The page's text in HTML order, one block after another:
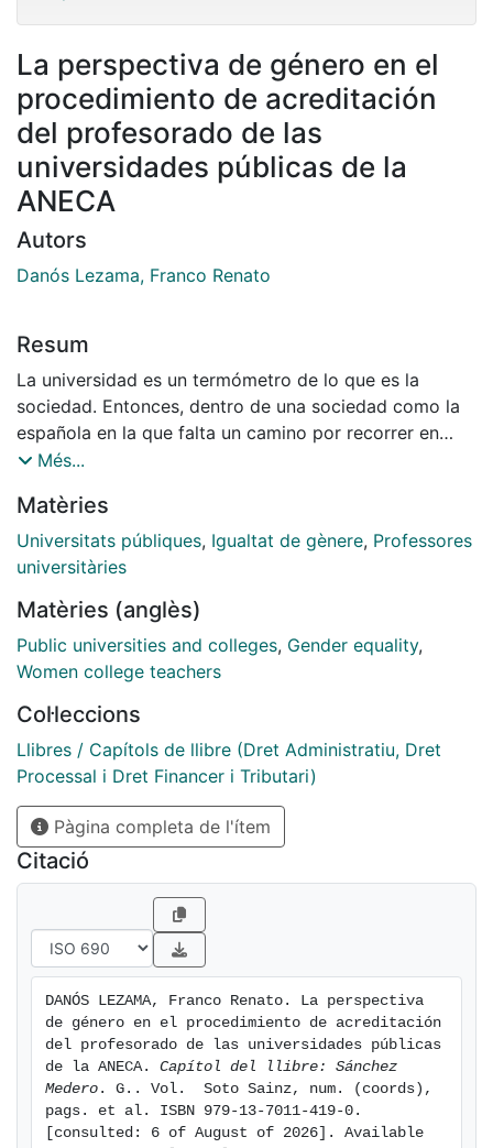
La perspectiva de género en el
procedimiento de acreditación
del profesorado de las
universidades públicas de la
ANECA
Autors
Danós Lezama, Franco Renato
Resum
La universidad es un termómetro de lo que es la
sociedad. Entonces, dentro de una sociedad como la
española en la que falta un camino por recorrer en
torno a desigualdades que tienen al género como
ámbito universitario, específicamente dentro del
profesorado universitario. En dicho ámbito se
encuentran una serie de cuestiones vinculadas con el
Més...
Matèries
Universitats públiques, Igualtat de gènere, Professores
universitàries
Matèries (anglès)
Public universities and colleges, Gender equality,
Col·leccions
Llibres / Capítols de llibre (Dret Administratiu, Dret
Processal i Dret Financer i Tributari)
Pàgina completa de l'ítem
Citació
DANÓS LEZAMA, Franco Renato. La perspectiva
de género en el procedimiento de acreditación
del profesorado de las universidades públicas
de la ANECA. Capítol del llibre: Sánchez
Medero . G.. Vol.  Soto Sainz, num. (coords),
pags. et al. ISBN 979-13-7011-419-0.
[consulted: 6 of August of 2026]. Available